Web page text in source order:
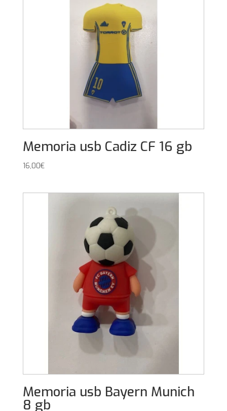
Memoria usb Cadiz CF 16 gb
16,00€
Memoria usb Bayern Munich
8 gb